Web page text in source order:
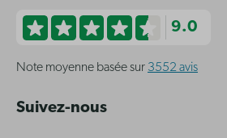
9.0
Note moyenne basée sur 3552 avis
Suivez-nous